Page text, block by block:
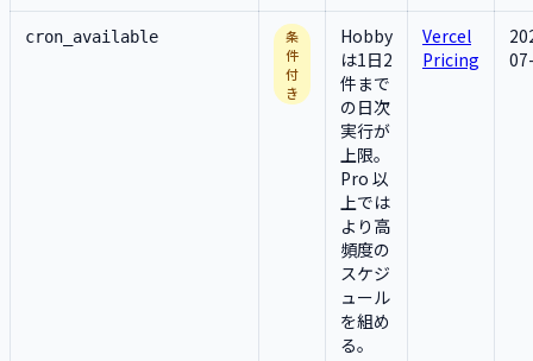
cron_available
条
件
付
き
Hobby
は1日2
件まで
の日次
実行が
上限。
Pro 以
上では
より高
頻度の
スケジ
ュール
を組め
る。
Vercel
Pricing